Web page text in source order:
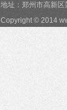
地址：郑州市高新
Copyright © 2014